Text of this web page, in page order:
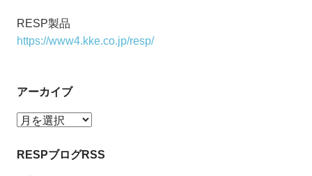
RESP製品
https://www4.kke.co.jp/resp/
アーカイブ
ア
カ
RESPブログRSS